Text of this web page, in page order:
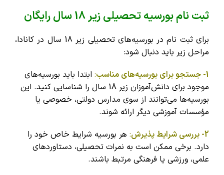
ثبت نام بورسیه تحصیلی زیر 18 سال رایگان
برای ثبت نام در بورسیه‌های تحصیلی زیر 18 سال در کانادا،
مراحل زیر باید دنبال شود:
1- جستجو برای بورسیه‌های مناسب
: ابتدا باید بورسیه‌های
موجود برای دانش‌آموزان زیر 18 سال را شناسایی کنید. این
بورسیه‌ها می‌توانند از سوی مدارس دولتی، خصوصی یا
مؤسسات آموزشی دیگر ارائه شوند.
2- بررسی شرایط پذیرش
: هر بورسیه شرایط خاص خود را
دارد. برخی ممکن است به نمرات تحصیلی، دستاوردهای
علمی، ورزشی یا فرهنگی مرتبط باشند.